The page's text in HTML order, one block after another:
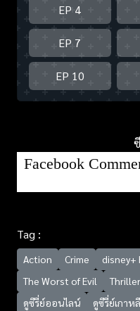
EP 4
EP 7
EP 10
Facebook
Tag :
Action Crime
The Worst of Evil
Thriller
ดูซีรี่ย์ออนไลน์
ดูซีรี่ย์เกาห